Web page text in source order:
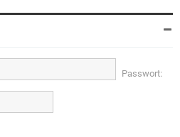
Passwort: